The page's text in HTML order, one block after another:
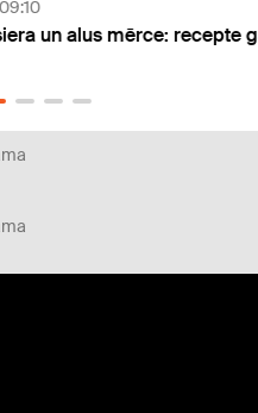
recepte gardām